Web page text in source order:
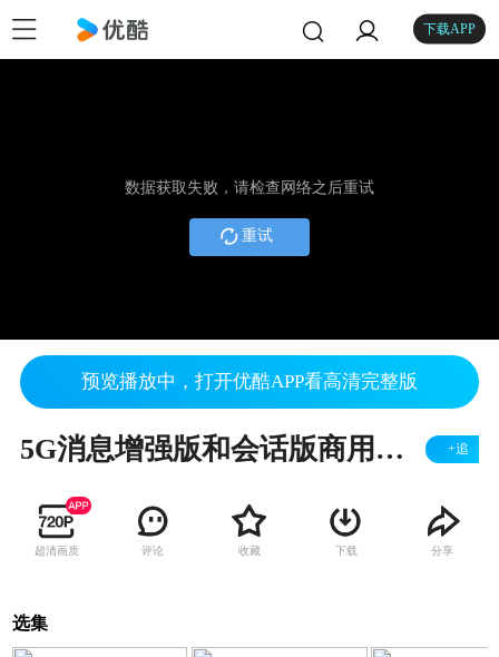
下载APP
数据获取失败，请检查网络之后重试
重试
预览播放中，打开优酷APP看高清完整版
5G消息增强版和会话版商用在即，先来试试标准版“富媒体消息”，感受场景信息的沉浸式体验！#5G消息# +追
超清画质 评论 收藏 下载 分享
选集